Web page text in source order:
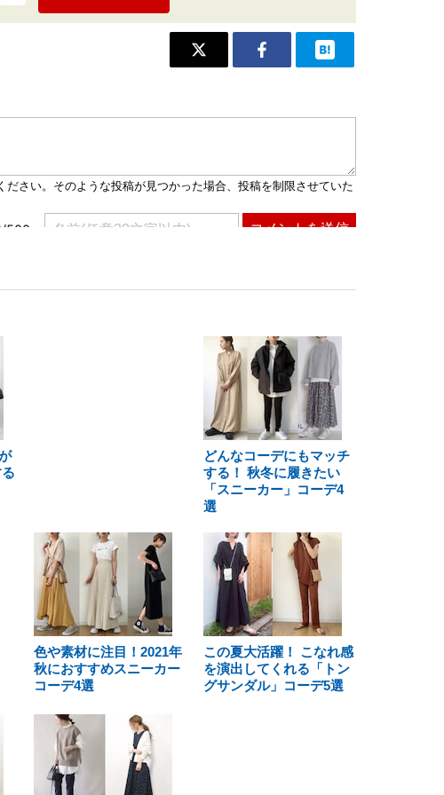
どんなコーデにもマッチ
する！ 秋冬に履きたい
「スニーカー」コーデ4
選
色や素材に注目！2021年
秋におすすめスニーカー
コーデ4選
この夏大活躍！ こなれ感
を演出してくれる「トン
グサンダル」コーデ5選